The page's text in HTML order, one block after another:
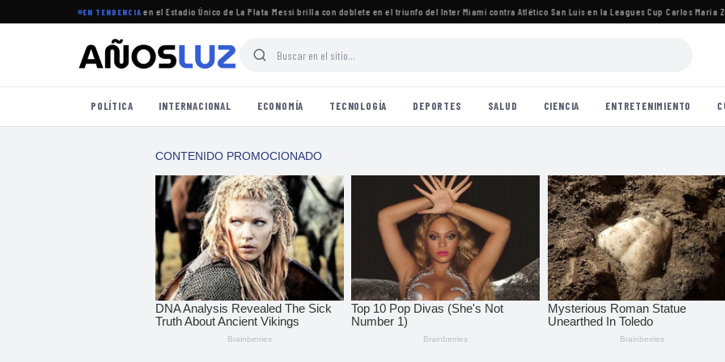
EN TENDENCIA
Clausura 2026 se jugará en el Estadio Único de La Plata·Messi brilla con doblete en el triunfo del Inter Miami contra Atlético San Luis en la Leagues Cup ·Carlos María
POLÍTICA INTERNACIONAL ECONOMÍA TECNOLOGÍA DEPORTES SALUD CIENCIA ENTRETENIMIENTO